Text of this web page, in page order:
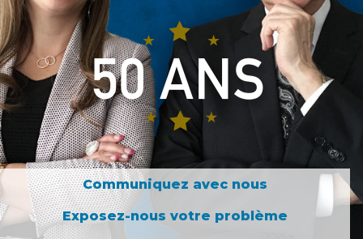
Communiquez avec nous
Exposez-nous votre problème